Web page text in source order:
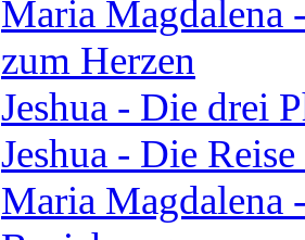
Maria Magdalena
zum Herzen
Jeshua - Die drei
Jeshua - Die
Maria Magdalena